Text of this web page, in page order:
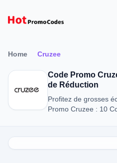
Home Cruzee
Code Promo
de Réduction
Profitez de grosses
Promo Cruzee : 10